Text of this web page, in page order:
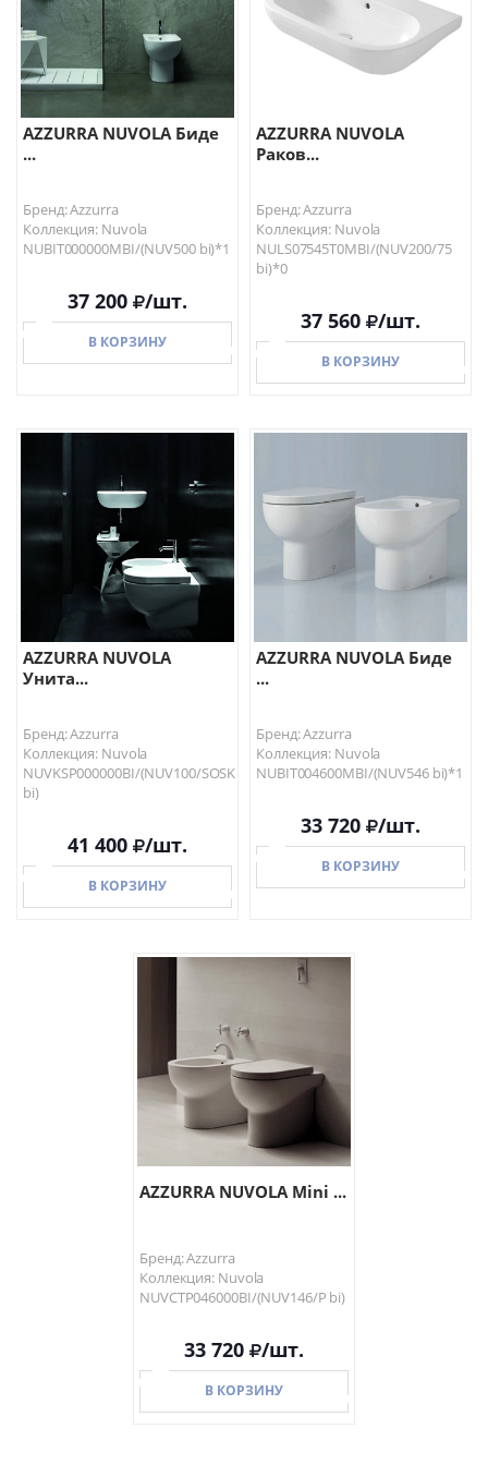
AZZURRA NUVOLA Биде
...
Бренд: Azzurra
Коллекция: Nuvola
NUBIT000000MBI/(NUV500 bi)*1
37 200 /шт.
В КОРЗИНУ
AZZURRA NUVOLA
Раков...
Бренд: Azzurra
Коллекция: Nuvola
NULS07545T0MBI/(NUV200/75
bi)*0
37 560 /шт.
В КОРЗИНУ
AZZURRA NUVOLA
Унита...
Бренд: Azzurra
Коллекция: Nuvola
NUVKSP000000BI/(NUV100/SOSK
bi)
41 400 /шт.
В КОРЗИНУ
AZZURRA NUVOLA Биде
...
Бренд: Azzurra
Коллекция: Nuvola
NUBIT004600MBI/(NUV546 bi)*1
33 720 /шт.
В КОРЗИНУ
AZZURRA NUVOLA Mini ...
Бренд: Azzurra
Коллекция: Nuvola
NUVCTP046000BI/(NUV146/P bi)
33 720 /шт.
В КОРЗИНУ